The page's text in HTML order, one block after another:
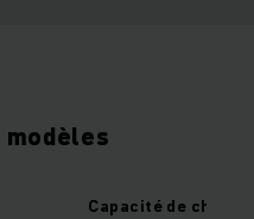
modèles
Capacité de charge